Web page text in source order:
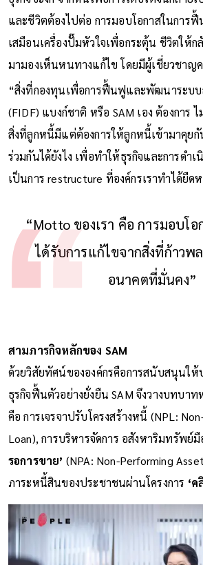
และชีวิตต้องไปต่อ การมอบโอกาสในการฟื้
เสมือนเครื่องปั๊มหัวใจเพื่อกระตุ้น ชีวิตให้
มามองเห็นหนทางแก้ไข โดยมีผู้เชี่ยวชาญ
“สิ่งที่กองทุนเพื่อการฟื้นฟูและพัฒนาระบบ
(FIDF) แบงก์ชาติ หรือ SAM เอง ต้องการ
สิ่งที่ลูกหนี้มีแต่ต้องการให้ลูกหนี้เข้ามาคุย
ร่วมกันได้ยังไง เพื่อทําให้ธุรกิจและการดำ
เป็นการ restructure ที่องค์กรเราทำได้ยืด
“Motto ของเรา คือ การมอบโ
ได้รับการแก้ไขจากสิ่งที่ก้าวพ
อนาคตที่มั่นคง”
สามภารกิจหลักของ SAM
ด้วยวิสัยทัศน์ขององค์กรคือการสนับสนุนใ
ธุรกิจฟื้นตัวอย่างยั่งยืน SAM จึงวางบทบาท
คือ การเจรจาปรับโครงสร้างหนี้ (NPL:
Loan), การบริหารจัดการ อสังหาริมทรัพย์
รอการขาย’ (NPA: Non-Performing
ภาระหนี้สินของประชาชนผ่านโครงการ ‘